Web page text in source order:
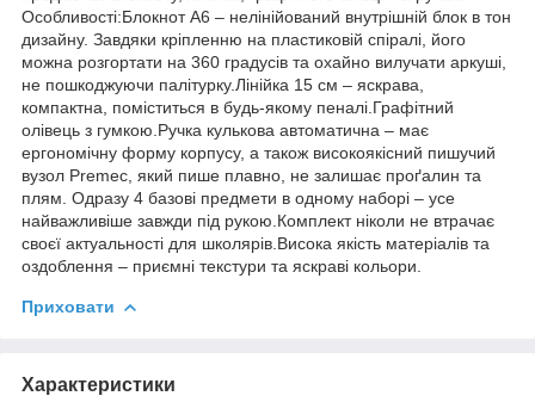
Особливості:Блокнот А6 – нелінійований внутрішній блок в тон
дизайну. Завдяки кріпленню на пластиковій спіралі, його
можна розгортати на 360 градусів та охайно вилучати аркуші,
не пошкоджуючи палітурку.Лінійка 15 см – яскрава,
компактна, поміститься в будь-якому пеналі.Графітний
олівець з гумкою.Ручка кулькова автоматична – має
ергономічну форму корпусу, а також високоякісний пишучий
вузол Premec, який пише плавно, не залишає проґалин та
плям. Одразу 4 базові предмети в одному наборі – усе
найважливіше завжди під рукою.Комплект ніколи не втрачає
своєї актуальності для школярів.Висока якість матеріалів та
оздоблення – приємні текстури та яскраві кольори.
Приховати
Характеристики